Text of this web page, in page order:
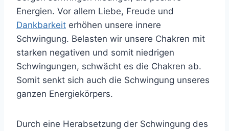
Energien. Vor allem Liebe, Freude und
Dankbarkeit erhöhen unsere innere
Schwingung. Belasten wir unsere Chakren mit
starken negativen und somit niedrigen
Schwingungen, schwächt es die Chakren ab.
Somit senkt sich auch die Schwingung unseres
ganzen Energiekörpers.
Durch eine Herabsetzung der Schwingung des